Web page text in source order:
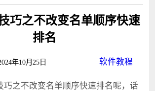
巧之不改变名单顺序快速
排名
年10月25日 软件教程
之不改变名单顺序快速排名呢，话